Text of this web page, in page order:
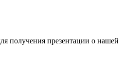
получения презентации о нашей